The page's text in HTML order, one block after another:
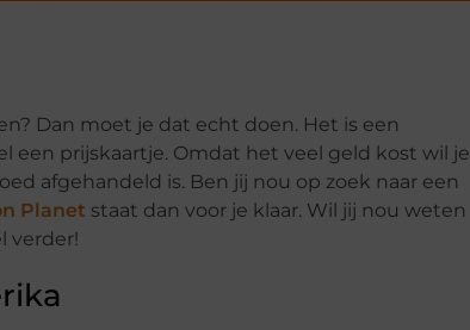
Dan moet je dat echt doen. Het is een
een prijskaartje. Omdat het veel geld kost wil je
afgehandeld is. Ben jij nou op zoek naar een
Planet staat dan voor je klaar. Wil jij nou weten
verder!